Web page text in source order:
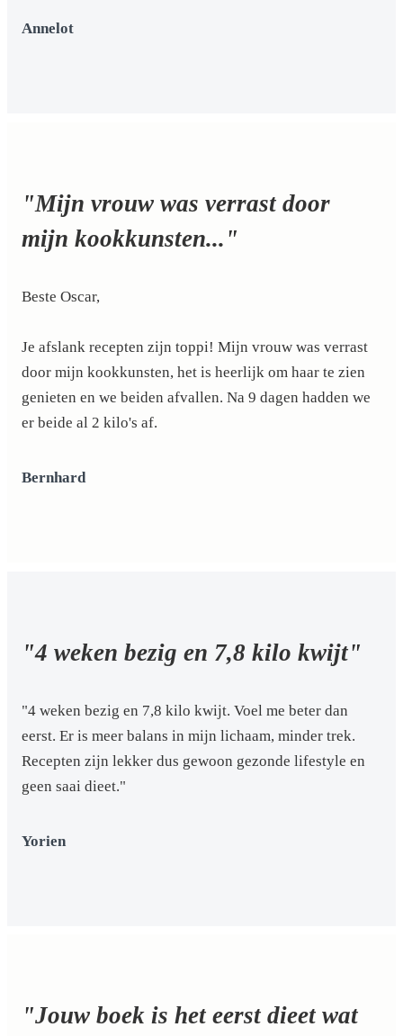
Annelot
"Mijn vrouw was verrast door
mijn kookkunsten..."
Beste Oscar,
Je afslank recepten zijn toppi! Mijn vrouw was verrast
door mijn kookkunsten, het is heerlijk om haar te zien
genieten en we beiden afvallen. Na 9 dagen hadden we
er beide al 2 kilo's af.
Bernhard
"4 weken bezig en 7,8 kilo kwijt"
"4 weken bezig en 7,8 kilo kwijt. Voel me beter dan
eerst. Er is meer balans in mijn lichaam, minder trek.
Recepten zijn lekker dus gewoon gezonde lifestyle en
geen saai dieet."
Yorien
"Jouw boek is het eerst dieet wat